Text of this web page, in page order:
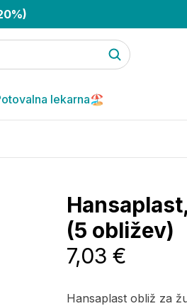
lekarna🏖️
(5 obližev)
Hansaplast obliž za
7,03 €